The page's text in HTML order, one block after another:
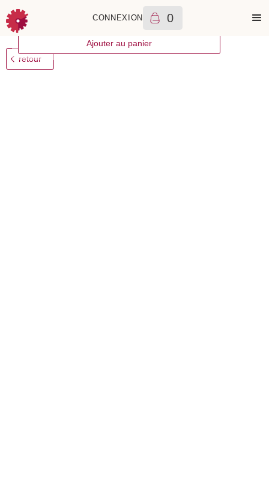
CONNEXION 0
Tag Heuer 6350€2024
Ajouter au panier
retour